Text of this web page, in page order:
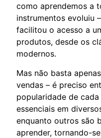
como aprendemos a
instrumentos evoluiu
facilitou o acesso a
produtos, desde os
modernos.
Mas não basta
vendas – é preciso
popularidade de
essenciais em
enquanto outros são
aprender, tornando-